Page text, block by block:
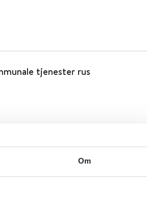
Om
tjenester rus
tjenester rus